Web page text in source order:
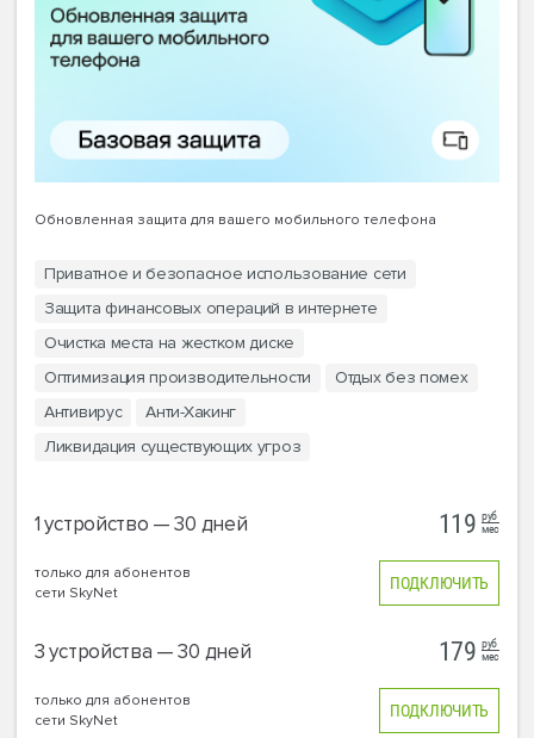
Обновленная защита для вашего мобильного телефона
Приватное и безопасное использование сети
Защита финансовых операций в интернете
Очистка места на жестком диске
Оптимизация производительности
Отдых без помех
Антивирус
Анти-Хакинг
Ликвидация существующих угроз
1 устройство — 30 дней 119 руб
мес
только для абонентов
сети SkyNet
ПОДКЛЮЧИТЬ
3 устройства — 30 дней 179 руб
мес
только для абонентов
сети SkyNet
ПОДКЛЮЧИТЬ